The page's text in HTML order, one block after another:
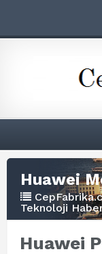
Huawei
Teknoloji
Huawei